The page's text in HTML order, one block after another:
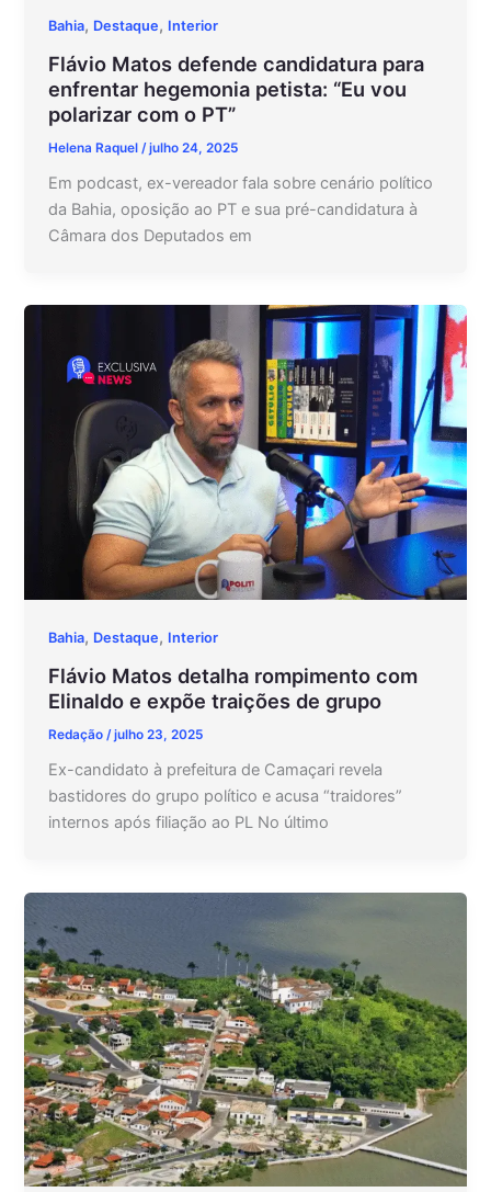
Bahia, Destaque, Interior
Flávio Matos defende candidatura para
enfrentar hegemonia petista: “Eu vou
polarizar com o PT”
Helena Raquel /julho 24, 2025
Em podcast, ex-vereador fala sobre cenário político
da Bahia, oposição ao PT e sua pré-candidatura à
Câmara dos Deputados em
Bahia, Destaque, Interior
Flávio Matos detalha rompimento com
Elinaldo e expõe traições de grupo
Redação /julho 23, 2025
Ex-candidato à prefeitura de Camaçari revela
bastidores do grupo político e acusa “traidores”
internos após filiação ao PL No último